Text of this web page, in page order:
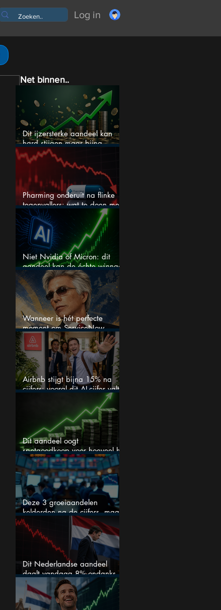
Log in
Net binnen..
Dit ijzersterke aandeel kan
hard stijgen maar bijna
niemand kijkt
Pharming onderuit na flinke
tegenvallers: wat te doen met
het aandeel?
Niet Nvidia of Micron: dit
aandeel kan de échte winnaar
van de AI-race worden
Wanneer is hét perfecte
moment om ServiceNow
aandelen te kopen?
Airbnb stijgt bijna 15% na
cijfers: vooral dit AI-cijfer valt
Dit aandeel oogt
spotgoedkoop voor hoeveel het
kan stijgen
Deze 3 groeiaandelen
kelderden na de cijfers, maar
één is mijn duidelijke favoriet
Dit Nederlandse aandeel
daalt vandaag 8% ondanks
zeer sterke halfjaarcijfers en
positieve analistenadviezen:
mooie koopkans?